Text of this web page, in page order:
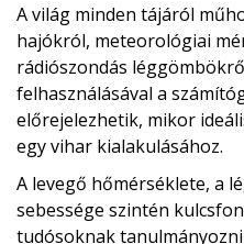
A világ minden tájáról
hajókról, meteorológiai
rádiószondás
felhasználásával a
előrejelezhetik, mikor
egy vihar kialakulásához.
A levegő hőmérséklete, a
sebessége szintén
tudósoknak